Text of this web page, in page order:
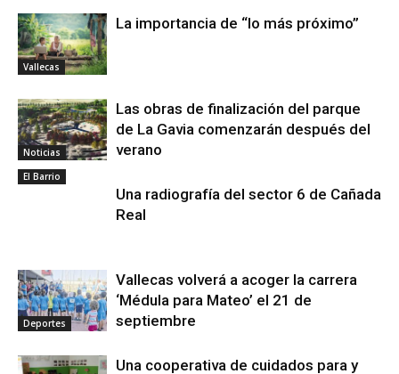
Vallecas
La importancia de “lo más próximo”
Noticias
Las obras de finalización del parque
de La Gavia comenzarán después del
verano
El Barrio
Una radiografía del sector 6 de Cañada
Real
Deportes
Vallecas volverá a acoger la carrera
‘Médula para Mateo’ el 21 de
septiembre
Una cooperativa de cuidados para y